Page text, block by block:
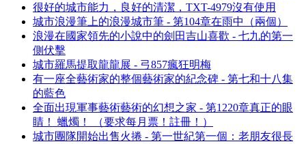
很好的城市能力，良好的清潔，TXT-4979沒有使用
城市浪漫筆上的浪漫城市筆 - 第104章在雨中（兩個）
浪漫在國家領先的小說中的劍田吉山喜歡 - 七九的第一
側伏擊
城市羅馬提取龍龍展 - 弓857瘋狂明梅
有一座全藝術家的整個藝術家的紀念碑 - 第七和十八集
的藍色
全面出現軍事藝術藝術的幻想之家 - 第1220章真正的眼
睛！ 蠟燭！ （要求每月票！註冊！）
城市團隊開始出售火捲 - 第一世紀第一個：老朋友很長